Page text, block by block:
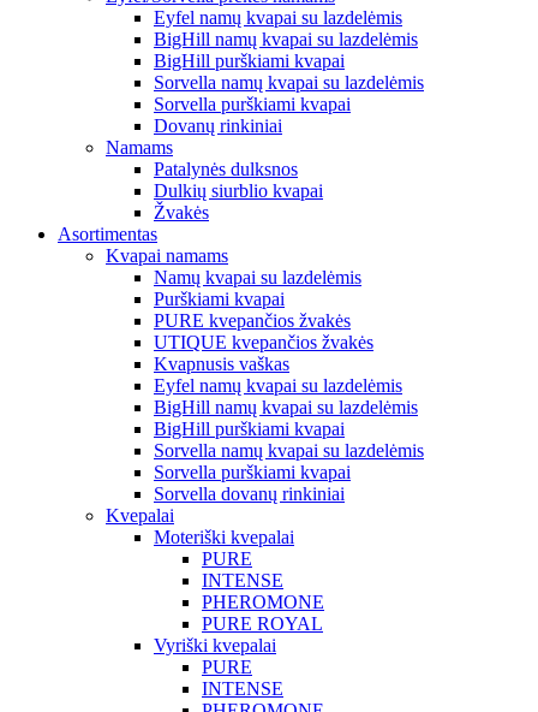
Eyfel namų kvapai su lazdelėmis
BigHill namų kvapai su lazdelėmis
BigHill purškiami kvapai
Sorvella namų kvapai su lazdelėmis
Sorvella purškiami kvapai
Dovanų rinkiniai
Namams
Patalynės dulksnos
Dulkių siurblio kvapai
Žvakės
Asortimentas
Kvapai namams
Namų kvapai su lazdelėmis
Purškiami kvapai
PURE kvepančios žvakės
UTIQUE kvepančios žvakės
Kvapnusis vaškas
Eyfel namų kvapai su lazdelėmis
BigHill namų kvapai su lazdelėmis
BigHill purškiami kvapai
Sorvella namų kvapai su lazdelėmis
Sorvella purškiami kvapai
Sorvella dovanų rinkiniai
Kvepalai
Moteriški kvepalai
PURE
INTENSE
PHEROMONE
PURE ROYAL
Vyriški kvepalai
PURE
INTENSE